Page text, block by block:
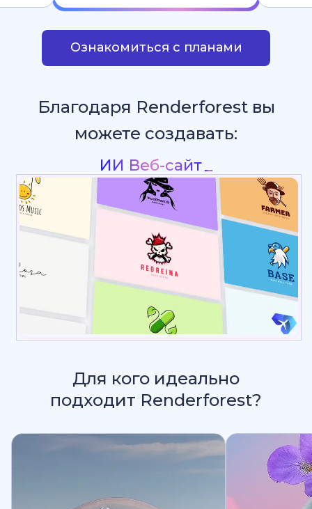
Ознакомиться с планами
Благодаря Renderforest вы
можете создавать:
Интро
Для кого идеально
подходит Renderforest?